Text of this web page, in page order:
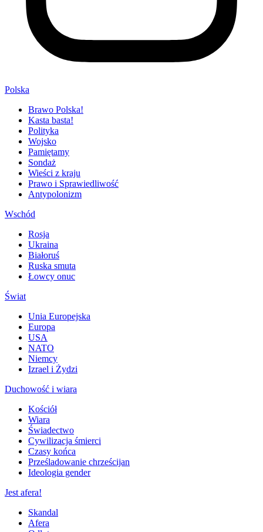
Polska
Brawo Polska!
Kasta basta!
Polityka
Wojsko
Pamiętamy
Sondaż
Wieści z kraju
Prawo i Sprawiedliwość
Antypolonizm
Wschód
Rosja
Ukraina
Białoruś
Ruska smuta
Łowcy onuc
Świat
Unia Europejska
Europa
USA
NATO
Niemcy
Izrael i Żydzi
Duchowość i wiara
Kościół
Wiara
Świadectwo
Cywilizacja śmierci
Czasy końca
Prześladowanie chrześcijan
Ideologia gender
Jest afera!
Skandal
Afera